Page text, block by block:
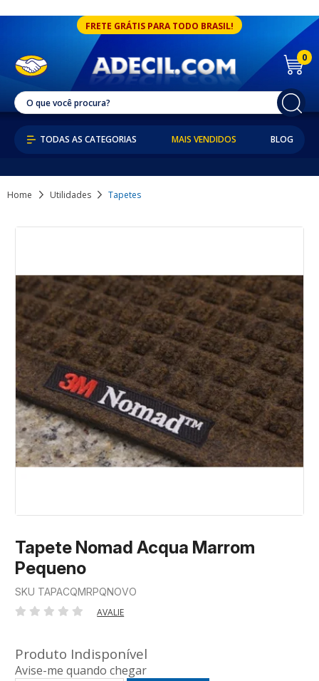
FRETE GRÁTIS PARA TODO BRASIL!
0
MAIS VENDIDOS BLOG
Home Utilidades Tapetes
Tapete Nomad Acqua Marrom
Pequeno
SKU TAPACQMRPQNOVO
AVALIE
Produto Indisponível
Avise-me quando chegar